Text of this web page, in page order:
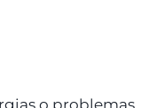
o problemas